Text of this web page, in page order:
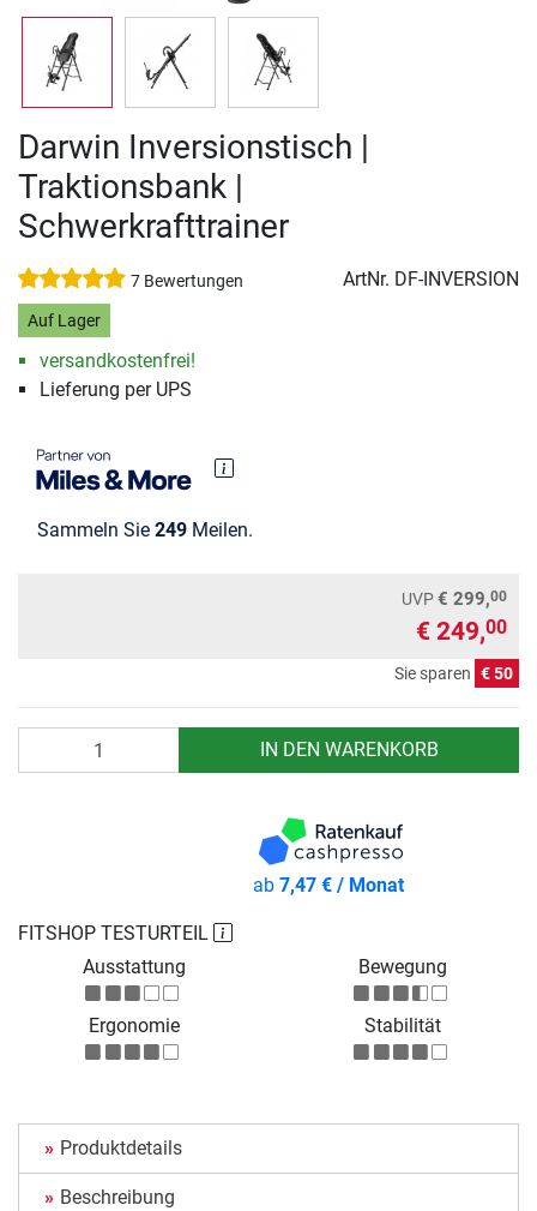
Darwin Inversionstisch |
Traktionsbank |
Schwerkrafttrainer
7 Bewertungen ArtNr. DF-INVERSION
Auf Lager
versandkostenfrei!
Lieferung per UPS
Sammeln Sie 249 Meilen.
UVP€ 299,00
€ 249,00
Sie sparen € 50
IN DEN WARENKORB
FITSHOP TESTURTEIL
Ausstattung
Bewegung
Ergonomie Stabilität
ab7,47 € / Monat
Produktdetails
Beschreibung